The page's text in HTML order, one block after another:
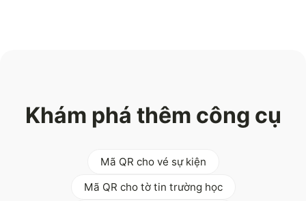
Khám phá thêm công cụ
Mã QR cho vé sự kiện
Mã QR cho tờ tin trường học